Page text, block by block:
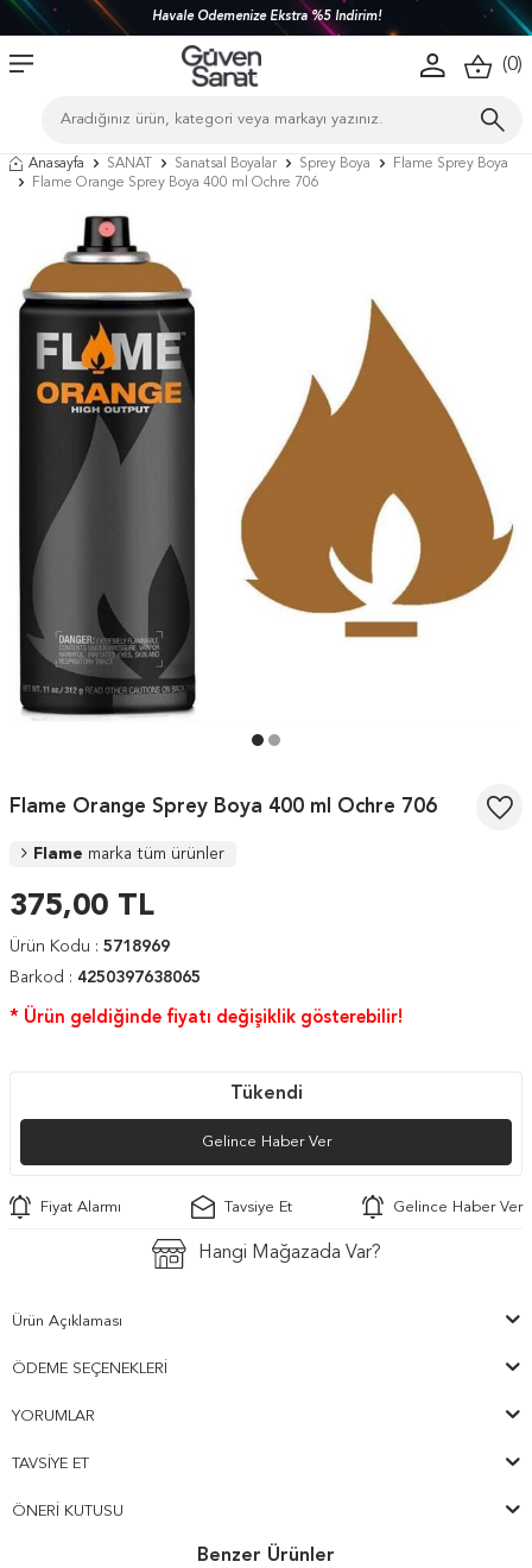
Havale Ödemenize Ekstra %5 İndirim!
(0)
Anasayfa SANAT Sanatsal Boyalar Sprey Boya
Flame Sprey Boya
Flame Orange Sprey Boya 400 ml Ochre 706
Flame Orange Sprey Boya 400 ml Ochre 706
Flame marka tüm ürünler
375,00 TL
Ürün Kodu : 5718969
Barkod : 4250397638065
* Ürün geldiğinde fiyatı değişiklik gösterebilir!
Tükendi
Gelince Haber Ver
Fiyat Alarmı Tavsiye Et Gelince Haber Ver
Hangi Mağazada Var?
Ürün Açıklaması
ÖDEME SEÇENEKLERI
YORUMLAR
TAVSIYE ET
ÖNERI KUTUSU
Benzer Ürünler